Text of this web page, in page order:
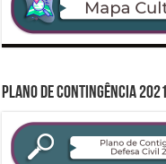
PLANO DE CONTINGÊNCIA 2021